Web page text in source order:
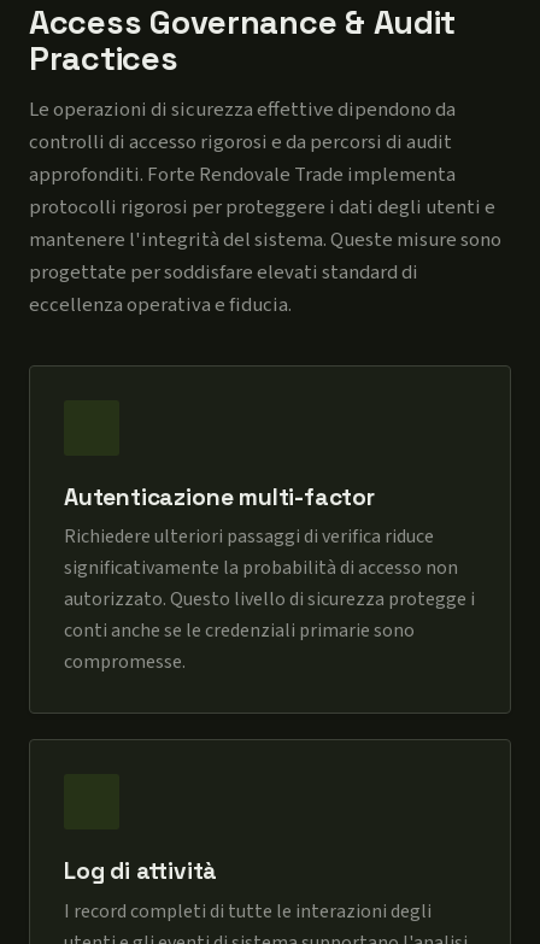
Access Governance & Audit
Practices
Le operazioni di sicurezza effettive dipendono da
controlli di accesso rigorosi e da percorsi di audit
approfonditi. Forte Rendovale Trade implementa
protocolli rigorosi per proteggere i dati degli utenti e
mantenere l'integrità del sistema. Queste misure sono
progettate per soddisfare elevati standard di
eccellenza operativa e fiducia.
Autenticazione multi-factor
Richiedere ulteriori passaggi di verifica riduce
significativamente la probabilità di accesso non
autorizzato. Questo livello di sicurezza protegge i
conti anche se le credenziali primarie sono
compromesse.
Log di attività
I record completi di tutte le interazioni degli